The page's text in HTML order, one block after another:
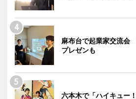
麻布台で起業家交流会
プレゼンも
六本木で「ハイキュー